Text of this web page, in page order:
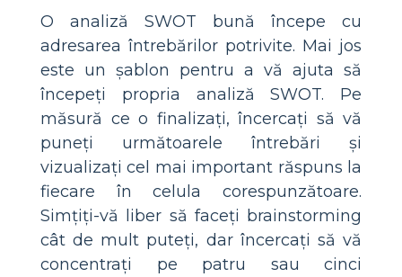
O analiză SWOT bună începe cu
adresarea întrebărilor potrivite. Mai jos
este un șablon pentru a vă ajuta să
începeți propria analiză SWOT. Pe
măsură ce o finalizați, încercați să vă
puneți următoarele întrebări și
vizualizați cel mai important răspuns la
fiecare în celula corespunzătoare.
Simțiți-vă liber să faceți brainstorming
cât de mult puteți, dar încercați să vă
concentrați pe patru sau cinci